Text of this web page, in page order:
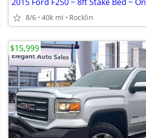
8/6 40k mi Rocklin
$15,999